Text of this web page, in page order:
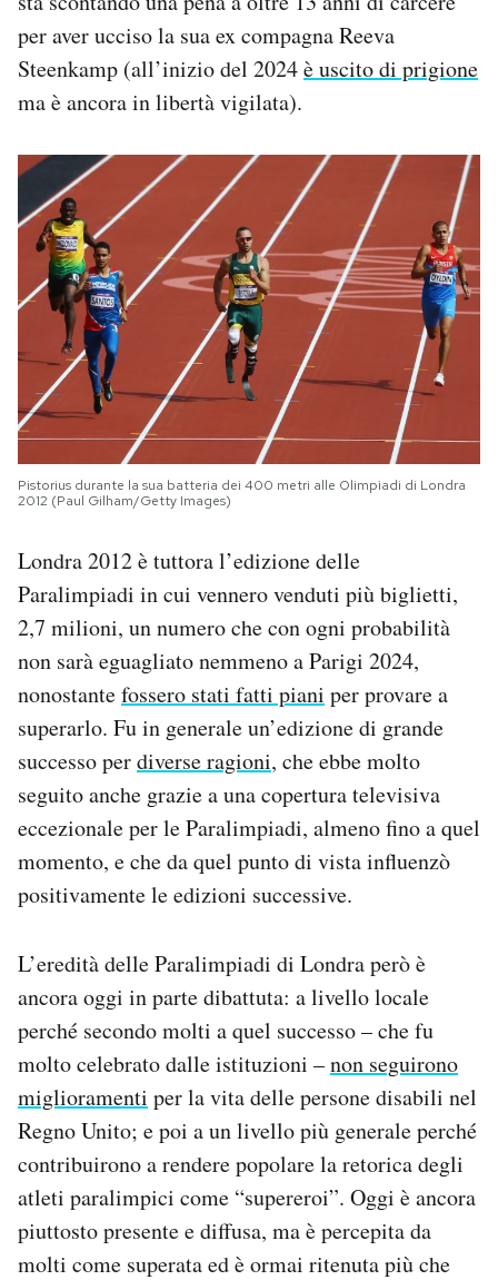
per aver ucciso la sua ex compagna Reeva
Steenkamp (all’inizio del 2024è uscito di prigione
ma è ancora in libertà vigilata).
Pistorius durante la sua batteria dei 400 metri alle Olimpiadi di Londra
2012 (Paul Gilham/Getty Images)
Londra 2012 è tuttora l’edizione delle
Paralimpiadi in cui vennero venduti più biglietti,
2,7 milioni, un numero che con ogni probabilità
non sarà eguagliato nemmeno a Parigi 2024,
nonostantefossero stati fatti piani per provare a
superarlo. Fu in generale un’edizione di grande
successo perdiverse ragioni, che ebbe molto
seguito anche grazie a una copertura televisiva
eccezionale per le Paralimpiadi, almeno fino a quel
momento, e che da quel punto di vista influenzò
positivamente le edizioni successive.
L’eredità delle Paralimpiadi di Londra però è
ancora oggi in parte dibattuta: a livello locale
perché secondo molti a quel successo – che fu
molto celebrato dalle istituzioni –non seguirono
miglioramenti per la vita delle persone disabili nel
Regno Unito; e poi a un livello più generale perché
contribuirono a rendere popolare la retorica degli
atleti paralimpici come “supereroi”. Oggi è ancora
piuttosto presente e diffusa, ma è percepita da
molti come superata ed è ormai ritenuta più che